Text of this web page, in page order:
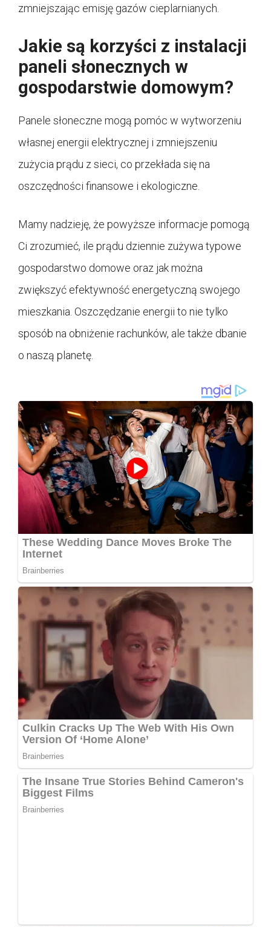
zmniejszając emisję gazów cieplarnianych.
Jakie są korzyści z instalacji
paneli słonecznych w
gospodarstwie domowym?
Panele słoneczne mogą pomóc w wytworzeniu
własnej energii elektrycznej i zmniejszeniu
zużycia prądu z sieci, co przekłada się na
oszczędności finansowe i ekologiczne.
Mamy nadzieję, że powyższe informacje pomogą
Ci zrozumieć, ile prądu dziennie zużywa typowe
gospodarstwo domowe oraz jak można
zwiększyć efektywność energetyczną swojego
mieszkania. Oszczędzanie energii to nie tylko
sposób na obniżenie rachunków, ale także dbanie
o naszą planetę.